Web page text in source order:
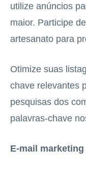
utilize anúncios
maior. Participe
artesanato para
Otimize suas
chave relevantes
pesquisas dos
palavras-chave
E-mail marketing